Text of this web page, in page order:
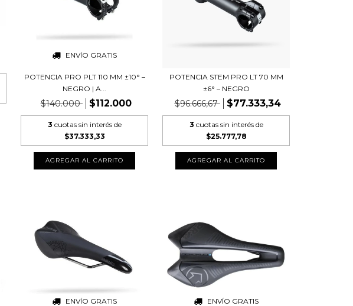
ENVÍO GRATIS
POTENCIA PRO PLT 110 MM ±10° –
NEGRO | A...
$140.000 $112.000
3 cuotas sin interés de
$37.333,33
POTENCIA STEM PRO LT 70 MM
±6° – NEGRO
$96.666,67 $77.333,34
3 cuotas sin interés de
$25.777,78
ENVÍO GRATIS ENVÍO GRATIS